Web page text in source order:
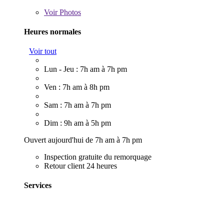
VoirPhotos
Heures normales
Voir tout
Lun - Jeu : 7h am à 7h pm
Ven : 7h am à 8h pm
Sam : 7h am à 7h pm
Dim : 9h am à 5h pm
Ouvert aujourd'hui de 7h am à 7h pm
Inspection gratuite du remorquage
Retour client 24 heures
Services